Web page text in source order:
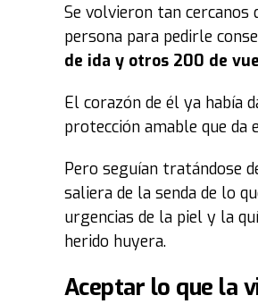
Se volvieron tan cercanos
persona para pedirle
de ida y otros 200 de
El corazón de él ya había
protección amable que da
Pero seguían tratándose
saliera de la senda de lo
urgencias de la piel y la
herido huyera.
Aceptar lo que la